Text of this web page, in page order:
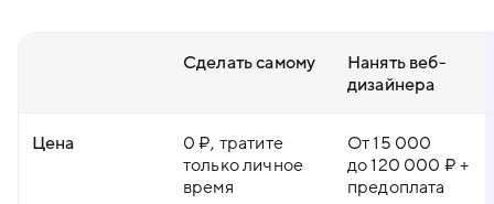
Сделать самому
Нанять веб-
дизайнера
Цена
0 ₽, тратите
только личное
время
От 15 000
до 120 000 ₽ +
предоплата